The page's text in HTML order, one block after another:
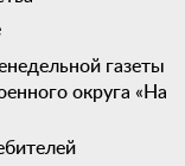
газеты
округа «На